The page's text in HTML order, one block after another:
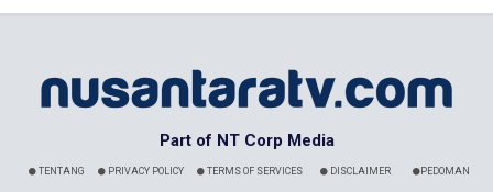
Part of NT Corp Media
TENTANG PRIVACY POLICY TERMS OF SERVICES DISCLAIMER PEDOMAN